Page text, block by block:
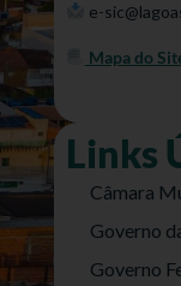
e-
Mapa do
Links
Câmara
Governo
Governo